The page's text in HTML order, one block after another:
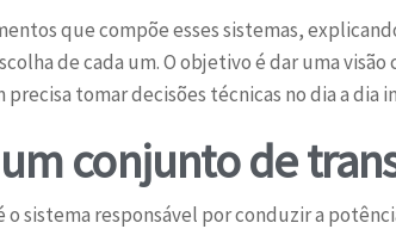
que compõe esses sistemas,
de cada um. O objetivo é dar uma
tomar decisões técnicas no dia a dia
conjunto de
o sistema responsável por conduzir a